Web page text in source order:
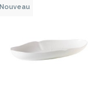
Nouveau